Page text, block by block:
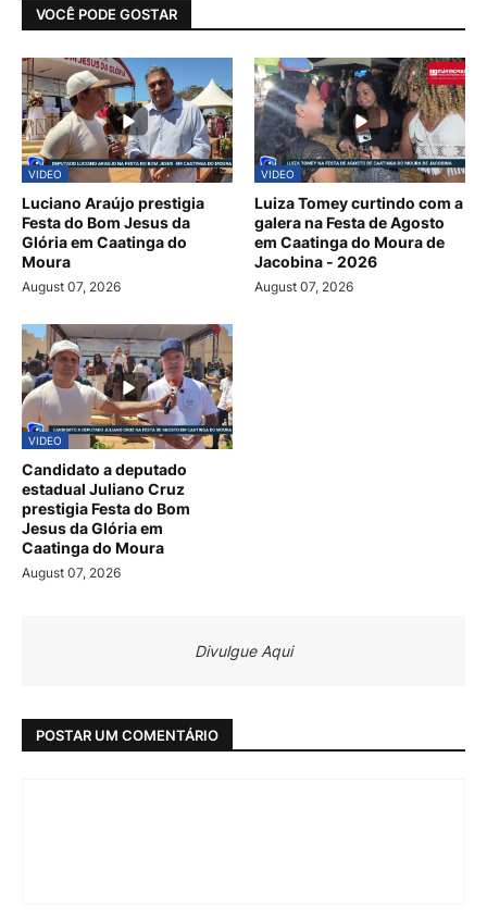
VOCÊ PODE GOSTAR
VIDEO
Luciano Araújo prestigia
Festa do Bom Jesus da
Glória em Caatinga do
Moura
August 07, 2026
VIDEO
Luiza Tomey curtindo com a
galera na Festa de Agosto
em Caatinga do Moura de
Jacobina - 2026
August 07, 2026
VIDEO
Candidato a deputado
estadual Juliano Cruz
prestigia Festa do Bom
Jesus da Glória em
Caatinga do Moura
August 07, 2026
Divulgue Aqui
POSTAR UM COMENTÁRIO